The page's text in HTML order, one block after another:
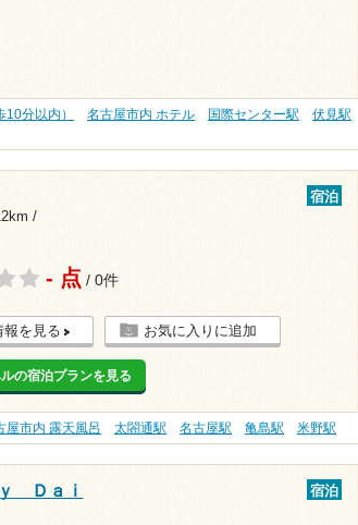
分以内） 名古屋市内 ホテル 国際センター駅
伏見駅
/
宿泊
- 点 / 0件
報を見る お気に入りに追加
の宿泊プランを見る
屋市内 露天風呂 太閤通駅 名古屋駅 亀島駅 米野駅
Ｄａｉ
宿泊